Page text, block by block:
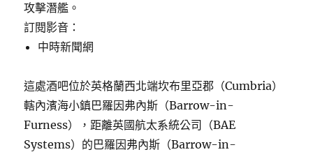
攻擊潛艦。
訂閱影音：
中時新聞網
這處酒吧位於英格蘭西北端坎布里亞郡（Cumbria）
轄內濱海小鎮巴羅因弗內斯（Barrow-in-
Furness），距離英國航太系統公司（BAE
Systems）的巴羅因弗內斯（Barrow-in-